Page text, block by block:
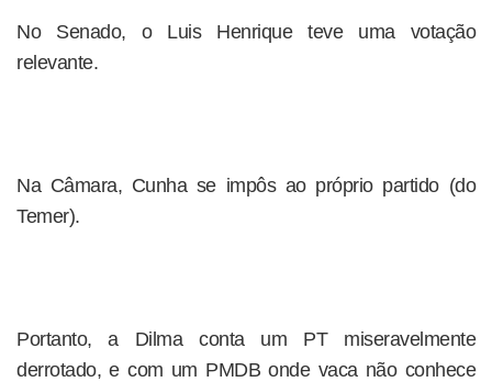
No Senado, o Luis Henrique teve uma votação
relevante.
Na Câmara, Cunha se impôs ao próprio partido (do
Temer).
Portanto, a Dilma conta um PT miseravelmente
derrotado, e com um PMDB onde vaca não conhece